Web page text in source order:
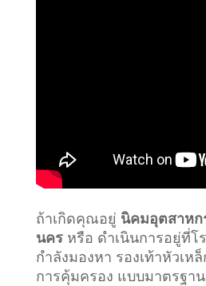
ถ้าเกิดคุณอยู่ นิคมอุตสาหก
นครหรือ ดำเนินการอยู่ที่โ
กำลังมองหา รองเท้าหัวเห
การคุ้มครอง แบบมาตรฐา